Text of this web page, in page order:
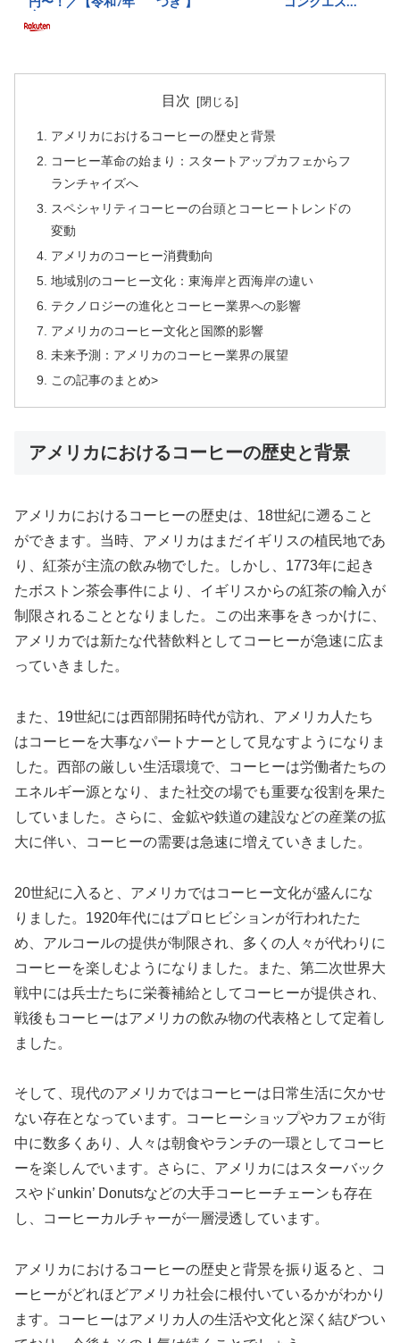
目次
アメリカにおけるコーヒーの歴史と背景
コーヒー革命の始まり：スタートアップカフェからフ
ランチャイズへ
スペシャリティコーヒーの台頭とコーヒートレンドの
変動
アメリカのコーヒー消費動向
地域別のコーヒー文化：東海岸と西海岸の違い
テクノロジーの進化とコーヒー業界への影響
アメリカのコーヒー文化と国際的影響
未来予測：アメリカのコーヒー業界の展望
この記事のまとめ>
アメリカにおけるコーヒーの歴史と背景
アメリカにおけるコーヒーの歴史は、18世紀に遡ること
ができます。当時、アメリカはまだイギリスの植民地であ
り、紅茶が主流の飲み物でした。しかし、1773年に起き
たボストン茶会事件により、イギリスからの紅茶の輸入が
制限されることとなりました。この出来事をきっかけに、
アメリカでは新たな代替飲料としてコーヒーが急速に広ま
っていきました。
また、19世紀には西部開拓時代が訪れ、アメリカ人たち
はコーヒーを大事なパートナーとして見なすようになりま
した。西部の厳しい生活環境で、コーヒーは労働者たちの
エネルギー源となり、また社交の場でも重要な役割を果た
していました。さらに、金鉱や鉄道の建設などの産業の拡
大に伴い、コーヒーの需要は急速に増えていきました。
20世紀に入ると、アメリカではコーヒー文化が盛んにな
りました。1920年代にはプロヒビションが行われたた
め、アルコールの提供が制限され、多くの人々が代わりに
コーヒーを楽しむようになりました。また、第二次世界大
戦中には兵士たちに栄養補給としてコーヒーが提供され、
戦後もコーヒーはアメリカの飲み物の代表格として定着し
ました。
そして、現代のアメリカではコーヒーは日常生活に欠かせ
ない存在となっています。コーヒーショップやカフェが街
中に数多くあり、人々は朝食やランチの一環としてコーヒ
ーを楽しんでいます。さらに、アメリカにはスターバック
スやドunkin’ Donutsなどの大手コーヒーチェーンも存在
し、コーヒーカルチャーが一層浸透しています。
アメリカにおけるコーヒーの歴史と背景を振り返ると、コ
ーヒーがどれほどアメリカ社会に根付いているかがわかり
ます。コーヒーはアメリカ人の生活や文化と深く結びつい